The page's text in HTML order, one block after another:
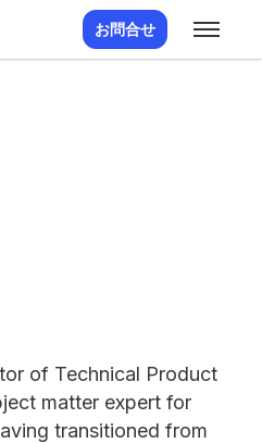
お問合せ
of Technical Product
matter expert for
transitioned from